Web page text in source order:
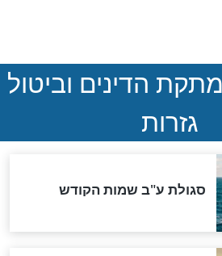
שורדת השואה שחוגגת 100:
לקב"ה על כל השנים"